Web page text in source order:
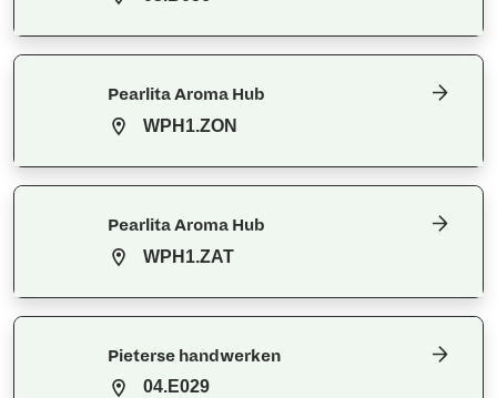
Pearlita Aroma Hub
WPH1.ZON
Pearlita Aroma Hub
WPH1.ZAT
Pieterse handwerken
04.E029